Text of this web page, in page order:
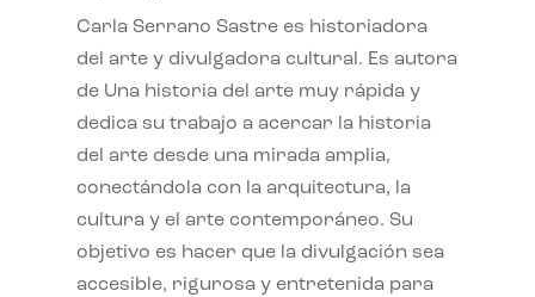
Carla Serrano Sastre es historiadora
del arte y divulgadora cultural. Es autora
de Una historia del arte muy rápida y
dedica su trabajo a acercar la historia
del arte desde una mirada amplia,
conectándola con la arquitectura, la
cultura y el arte contemporáneo. Su
objetivo es hacer que la divulgación sea
accesible, rigurosa y entretenida para